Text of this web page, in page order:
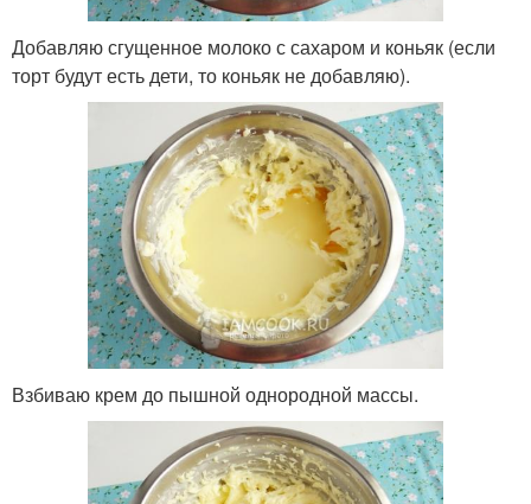
Добавляю сгущенное молоко с сахаром и коньяк (если
торт будут есть дети, то коньяк не добавляю).
Взбиваю крем до пышной однородной массы.